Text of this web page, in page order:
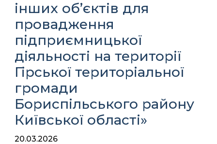
інших об’єктів для
провадження
підприємницької
діяльності на території
Гірської територіальної
громади
Бориспільського району
Київської області»
20.03.2026